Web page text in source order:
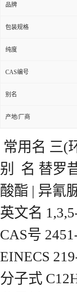
品牌
包装规格
纯度
CAS编号
别名
产地/厂商
常用名 三(
别 名 替罗
酸酯 | 异氰
英文名
CAS号
EINECS
分子式